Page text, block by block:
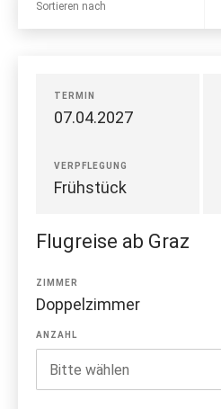
Sortieren nach
TERMIN
07.04.2027
VERPFLEGUNG
Frühstück
Flugreise ab Graz
ZIMMER
Doppelzimmer
ANZAHL